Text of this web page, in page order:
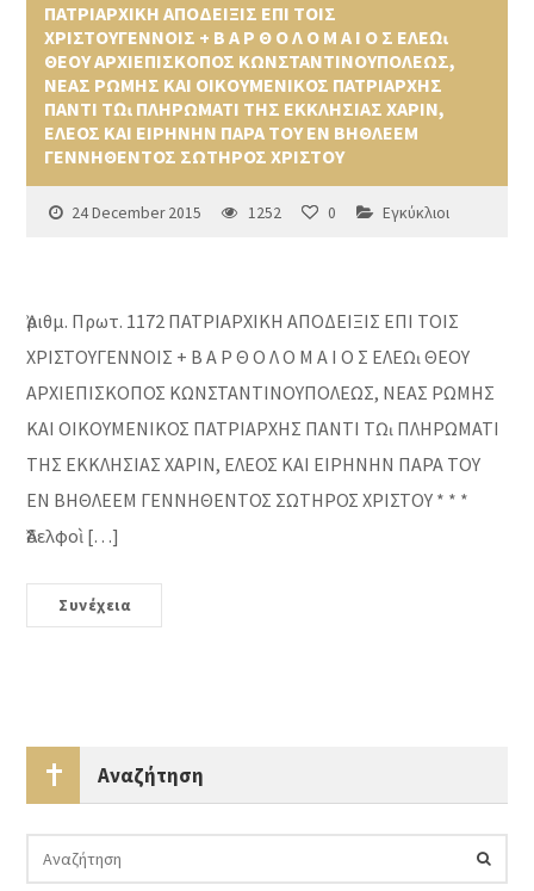
ΠΑΤΡΙΑΡΧΙΚΗ ΑΠΟΔΕΙΞΙΣ ΕΠΙ ΤΟΙΣ
ΧΡΙΣΤΟΥΓΕΝΝΟΙΣ + Β Α Ρ Θ Ο Λ Ο Μ Α Ι Ο Σ ΕΛΕῼ
ΘΕΟΥ ΑΡΧΙΕΠΙΣΚΟΠΟΣ ΚΩΝΣΤΑΝΤΙΝΟΥΠΟΛΕΩΣ,
ΝΕΑΣ ΡΩΜΗΣ ΚΑΙ ΟΙΚΟΥΜΕΝΙΚΟΣ ΠΑΤΡΙΑΡΧΗΣ
ΠΑΝΤΙ Τῼ ΠΛΗΡΩΜΑΤΙ ΤΗΣ ΕΚΚΛΗΣΙΑΣ ΧΑΡΙΝ,
ΕΛΕΟΣ ΚΑΙ ΕΙΡΗΝΗΝ ΠΑΡΑ ΤΟΥ ΕΝ ΒΗΘΛΕΕΜ
ΓΕΝΝΗΘΕΝΤΟΣ ΣΩΤΗΡΟΣ ΧΡΙΣΤΟΥ
24 December 2015 1252 0 Εγκύκλιοι
Ἀριθμ. Πρωτ. 1172 ΠΑΤΡΙΑΡΧΙΚΗ ΑΠΟΔΕΙΞΙΣ ΕΠΙ ΤΟΙΣ
ΧΡΙΣΤΟΥΓΕΝΝΟΙΣ + Β Α Ρ Θ Ο Λ Ο Μ Α Ι Ο Σ ΕΛΕῼ ΘΕΟΥ
ΑΡΧΙΕΠΙΣΚΟΠΟΣ ΚΩΝΣΤΑΝΤΙΝΟΥΠΟΛΕΩΣ, ΝΕΑΣ ΡΩΜΗΣ
ΚΑΙ ΟΙΚΟΥΜΕΝΙΚΟΣ ΠΑΤΡΙΑΡΧΗΣ ΠΑΝΤΙ Τῼ ΠΛΗΡΩΜΑΤΙ
ΤΗΣ ΕΚΚΛΗΣΙΑΣ ΧΑΡΙΝ, ΕΛΕΟΣ ΚΑΙ ΕΙΡΗΝΗΝ ΠΑΡΑ ΤΟΥ
ΕΝ ΒΗΘΛΕΕΜ ΓΕΝΝΗΘΕΝΤΟΣ ΣΩΤΗΡΟΣ ΧΡΙΣΤΟΥ * * *
Ἀδελφοὶ […]
Συνέχεια
Αναζήτηση